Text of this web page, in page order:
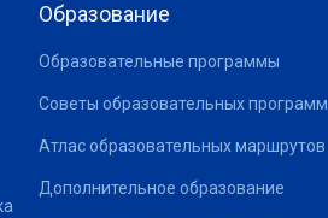
Образование
Образовательные программы
Советы образовательных программ
Атлас образовательных маршрутов
Дополнительное образование